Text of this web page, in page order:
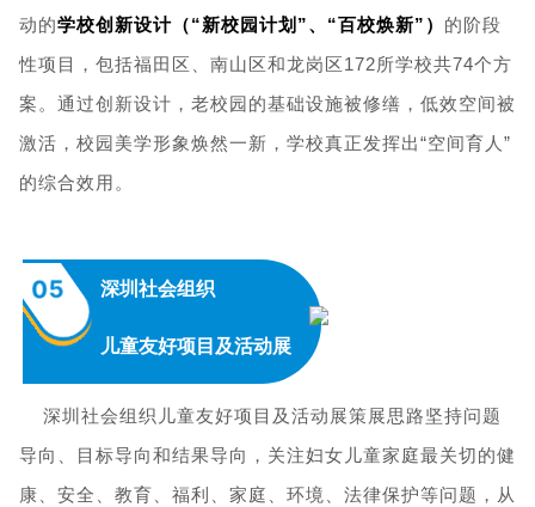
动的学校创新设计（“新校园计划”、“百校焕新”） 的阶段
性项目，包括福田区、南山区和龙岗区172所学校共74个方
案。通过创新设计，老校园的基础设施被修缮，低效空间被
激活，校园美学形象焕然一新，学校真正发挥出“空间育人”
的综合效用。
05 深圳社会组织
儿童友好项目及活动展
深圳社会组织儿童友好项目及活动展策展思路坚持问题
导向、目标导向和结果导向，关注妇女儿童家庭最关切的健
康、安全、教育、福利、家庭、环境、法律保护等问题，从